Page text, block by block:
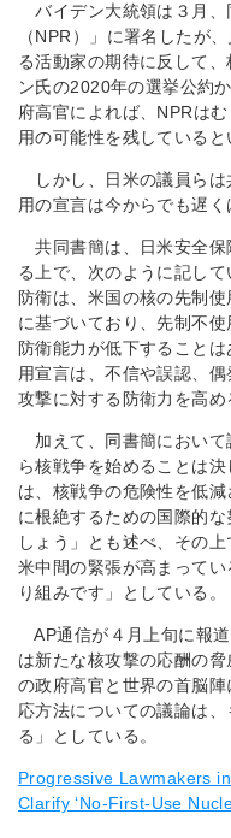
バイデン大統領は３月、
（NPR）」に署名したが
る活動家の期待に反して
ン氏の2020年の選挙公約
府高官によれば、NPRは
用の可能性を残していると
しかし、日米の議員らは
用の宣言は今からでも遅
共同書簡は、日米安全保
る上で、次のように記し
防衛は、米国の核の先制
に基づいており、先制不
防衛能力が低下すること
用宣言は、不信や誤認、
攻撃に対する防衛力を高め
加えて、同書簡において
ら核戦争を始めることは
は、核戦争の危険性を低
に根絶するための国際的
しょう」とも述べ、その
米中間の緊張が高まって
り組みです」としている。
AP通信が４月上旬に報
は新たな核攻撃の応酬の
の政府高官と世界の首脳
応方法についての議論は
る」としている。
Progressive Lawmakers
Clarify ‘No-First-Use